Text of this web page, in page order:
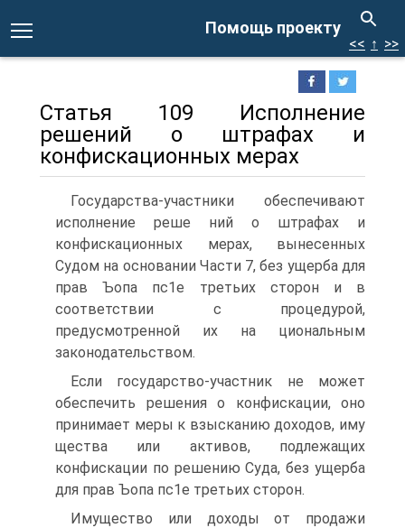
Помощь проекту
<< ↑ >>
Статья 109 Исполнение
решений о штрафах и
конфискационных мерах
Государства-участники обеспечивают
исполнение реше ний о штрафах и
конфискационных мерах, вынесенных
Судом на основании Части 7, без ущерба для
прав Ъопа пс1е третьих сторон и в
соответствии с процедурой,
предусмотренной их на циональным
законодательством.
Если государство-участник не может
обеспечить решения о конфискации, оно
принимает меры к взысканию доходов, иму
щества или активов, подлежащих
конфискации по решению Суда, без ущерба
для прав Ъопа пс1е третьих сторон.
Имущество или доходы от продажи